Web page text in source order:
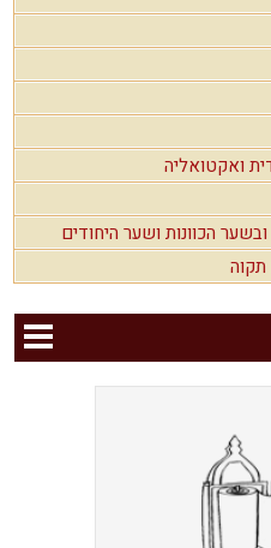
ואקטואליה
הכוונות ושער היחודים
תקוה